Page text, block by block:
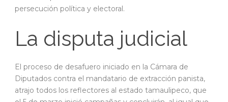
persecución política y electoral.
La disputa judicial
El proceso de desafuero iniciado en la Cámara de
Diputados contra el mandatario de extracción panista,
atrajo todos los reflectores al estado tamaulipeco, que